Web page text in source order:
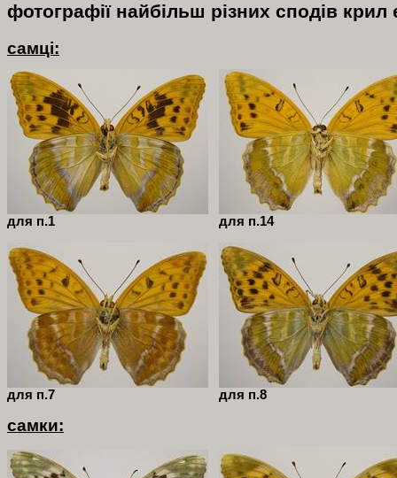
фотографії найбільш різних сподів
самці:
для п.1 для п.14
для п.7 для п.8
самки: